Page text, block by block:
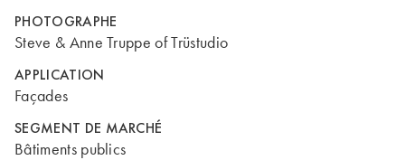
PHOTOGRAPHE
Steve & Anne Truppe of Trüstudio
APPLICATION
Façades
SEGMENT DE MARCHÉ
Bâtiments publics